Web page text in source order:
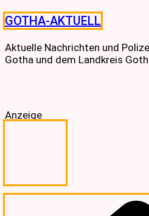
Skip
to
content
GOTHA-AKTUELL
Aktuelle Nachrichten und
Gotha und dem Landkreis
Anzeige